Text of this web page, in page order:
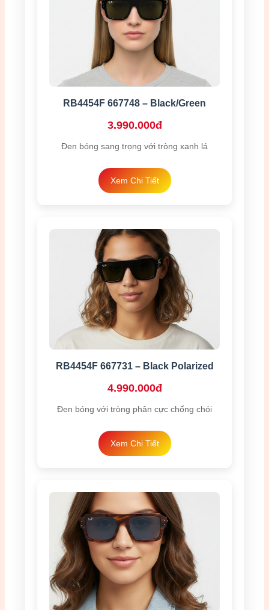
RB4454F 667748 – Black/Green
3.990.000đ
Đen bóng sang trọng với tròng xanh lá
Xem Chi Tiết
RB4454F 667731 – Black Polarized
4.990.000đ
Đen bóng với tròng phân cực chống chói
Xem Chi Tiết